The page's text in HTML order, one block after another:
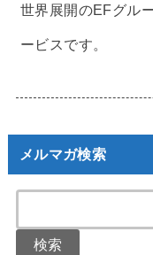
世界展開のEFグル
ービスです。
メルマガ検索